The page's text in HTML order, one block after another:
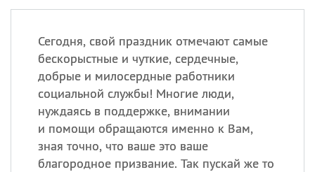
Сегодня, свой праздник отмечают самые
бескорыстные и чуткие, сердечные,
добрые и милосердные работники
социальной службы! Многие люди,
нуждаясь в поддержке, внимании
и помощи обращаются именно к Вам,
зная точно, что ваше это ваше
благородное призвание. Так пускай же то